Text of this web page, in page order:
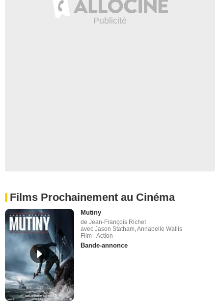
Films Prochainement au Cinéma
Mutiny
de Jean-François Richet
avec Jason Statham, Annabelle Wallis
Film - Action
Bande-annonce